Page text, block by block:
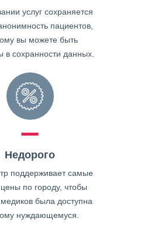
услуг сохраняется
пациентов,
вы можете быть
в сохранности данных.
Недорого
поддерживает самые
цены по городу, чтобы
была доступна
нуждающемуся.